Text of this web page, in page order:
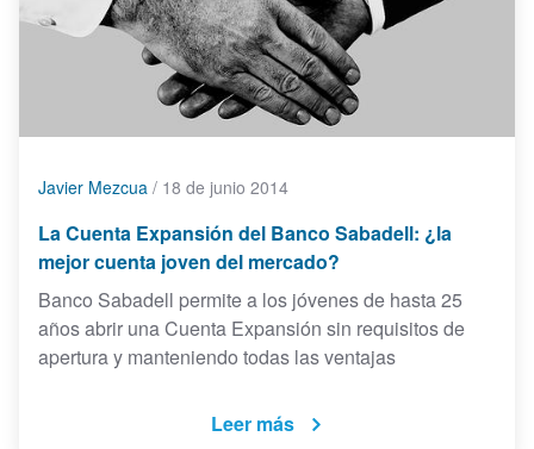
Javier Mezcua / 18 de junio 2014
La Cuenta Expansión del Banco Sabadell: ¿la
mejor cuenta joven del mercado?
Banco Sabadell permite a los jóvenes de hasta 25
años abrir una Cuenta Expansión sin requisitos de
apertura y manteniendo todas las ventajas
Leer más